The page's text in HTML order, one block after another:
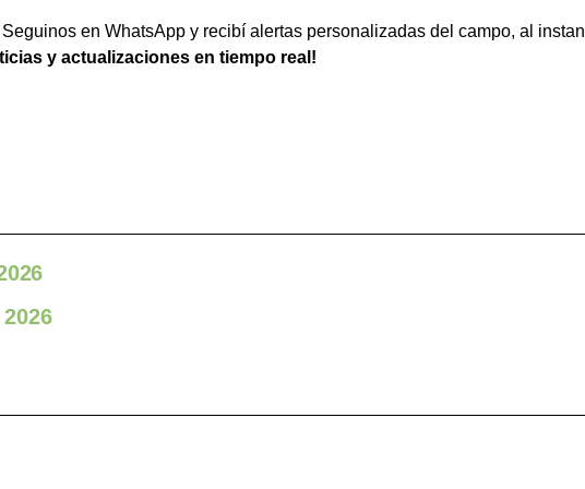
en WhatsApp y recibí alertas personalizadas del campo, al
y actualizaciones en tiempo real!